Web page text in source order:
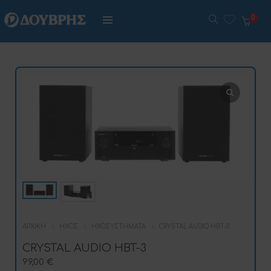
ΑΡΧΙΚΉ ΉΧΟΣ ΗΧΟΣΥΣΤΉΜΑΤΑ CRYSTAL AUDIO HBT-3
CRYSTAL AUDIO HBT-3
99,00 €